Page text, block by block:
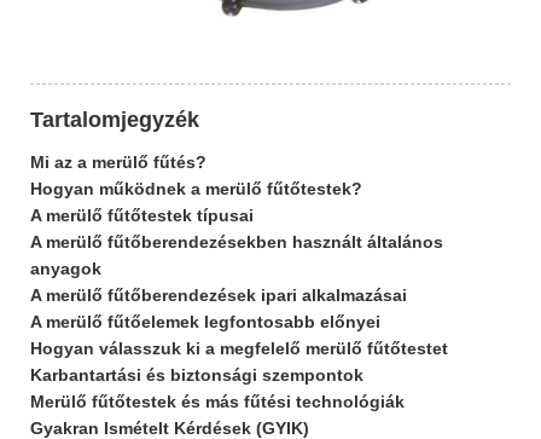
Tartalomjegyzék
Mi az a merülő fűtés?
Hogyan működnek a merülő fűtőtestek?
A merülő fűtőtestek típusai
A merülő fűtőberendezésekben használt általános
anyagok
A merülő fűtőberendezések ipari alkalmazásai
A merülő fűtőelemek legfontosabb előnyei
Hogyan válasszuk ki a megfelelő merülő fűtőtestet
Karbantartási és biztonsági szempontok
Merülő fűtőtestek és más fűtési technológiák
Gyakran Ismételt Kérdések (GYIK)